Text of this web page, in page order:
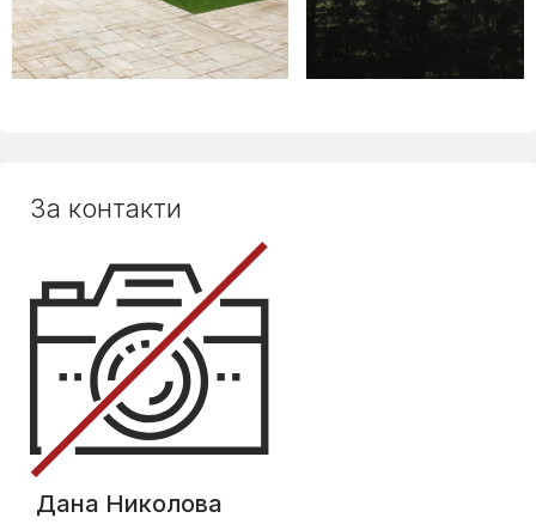
За контакти
Дана Николова